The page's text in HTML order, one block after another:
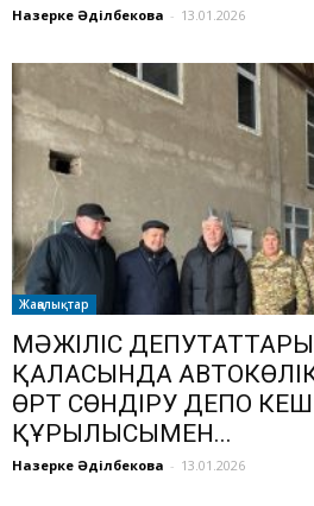
Назерке Әділбекова - 13.01.2026
Жаңалықтар
️МӘЖІЛІС
ҚАЛАСЫНДА
ӨРТ СӨНДІРУ ДЕПО
ҚҰРЫЛЫСЫМЕН...
Назерке Әділбекова - 13.01.2026